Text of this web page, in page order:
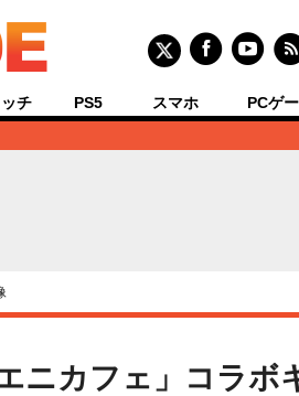
チ PS5 スマホ PCゲ
ニカフェ」コラ